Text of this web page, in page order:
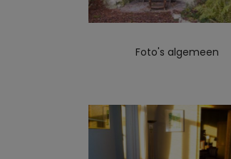
Foto's algemeen